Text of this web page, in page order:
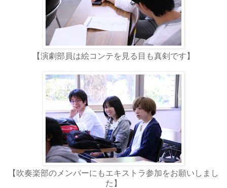
【演劇部員は絵コンテを見る目も真剣です】
【吹奏楽部のメンバーにもエキストラ参加をお願いしまし
た】